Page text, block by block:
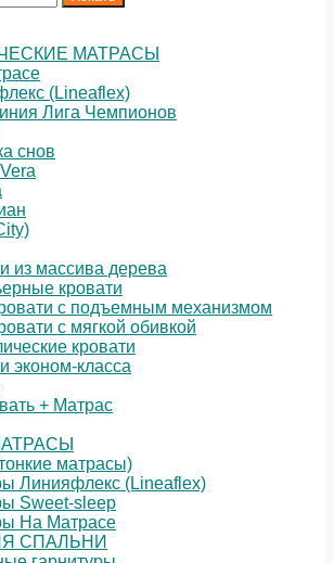
МАТРАСЫ
(Lineaflex)
Лига Чемпионов
снов
из массива дерева
кровати
с подъемным механизмом
с мягкой обивкой
кровати
эконом-класса
+ Матрас
матрасы)
Линияфлекс (Lineaflex)
Sweet-sleep
На Матрасе
СПАЛЬНИ